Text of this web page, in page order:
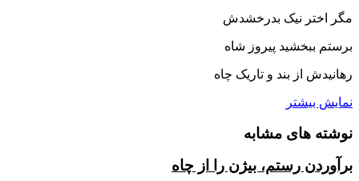
مگر اختر نیک بدرخشدش‏
برستم ببخشید پیروز شاه
رهانیدش از بند و تاریک چاه‏
نمایش بیشتر
نوشته های مشابه
برآوردن رستم، بیژن را از چاه